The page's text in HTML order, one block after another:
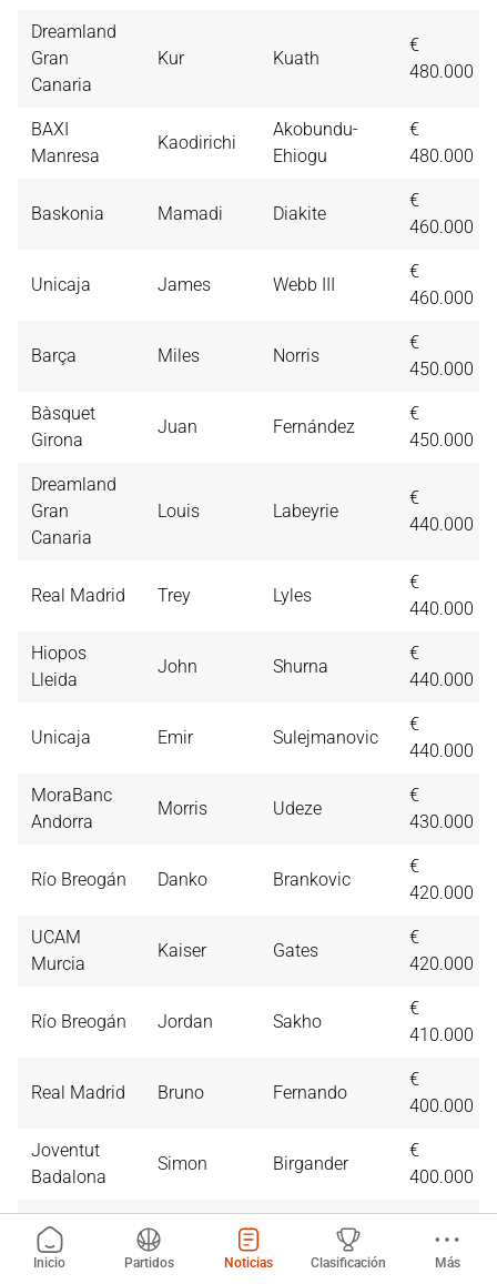
Dreamland
Gran
Canaria
Kur Kuath
€
480.000
BAXI
Manresa
Kaodirichi
Akobundu-
Ehiogu
€
480.000
Baskonia Mamadi Diakite
€
460.000
Unicaja James Webb III
€
460.000
Barça Miles Norris
€
450.000
Bàsquet
Girona
Juan Fernández
€
450.000
Dreamland
Gran
Canaria
Louis Labeyrie
€
440.000
Real Madrid Trey Lyles
€
440.000
Hiopos
Lleida
John Shurna
€
440.000
Unicaja Emir Sulejmanovic
€
440.000
MoraBanc
Andorra
Morris Udeze
€
430.000
Río Breogán Danko Brankovic
€
420.000
UCAM
Murcia
Kaiser Gates
€
420.000
Río Breogán Jordan Sakho
€
410.000
Real Madrid Bruno Fernando
€
400.000
Joventut
Badalona
Simon Birgander
€
400.000
Río Breogán Dario Drenzjak
400.000
Inicio Partidos Noticias Clasificación Más